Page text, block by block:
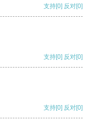
支持[0] 反对[0]
支持[0] 反对[0]
支持[0] 反对[0]